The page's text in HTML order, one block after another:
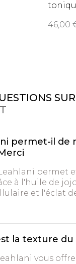
permet-il de
permet
à l'huile de
et l'éclat
la texture du
vous